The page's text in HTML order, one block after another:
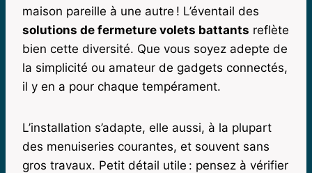
maison pareille à une autre ! L’éventail des
solutions de fermeture volets battants reflète
bien cette diversité. Que vous soyez adepte de
la simplicité ou amateur de gadgets connectés,
il y en a pour chaque tempérament.
L’installation s’adapte, elle aussi, à la plupart
des menuiseries courantes, et souvent sans
gros travaux. Petit détail utile : pensez à vérifier